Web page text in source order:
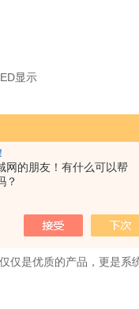
网的朋友！有什么可以帮
？
显示
设计、生产、维修、销售
在自动化领域的专业水
包括：计数电子秤，计重
槽秤，定量灌装机，防
器等等。可根据企业需
是优质的产品，更是系